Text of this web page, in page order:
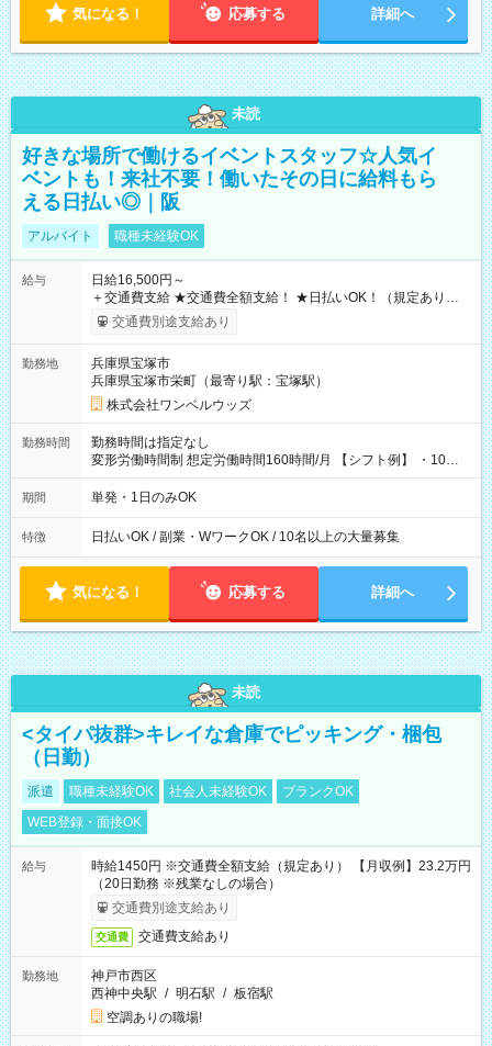
気になる！ 応募する 詳細へ
未読
好きな場所で働けるイベントスタッフ☆人気イ
ベントも！来社不要！働いたその日に給料もら
える日払い◎｜阪
アルバイト 職種未経験OK
給与
日給16,500円～
＋交通費支給 ★交通費全額支給！ ★日払いOK！（規定あり） ┗
働いたその日に現金GET♪ お仕事後はコンビニATMから 日払
交通費別途支給あり
勤務地
兵庫県宝塚市
兵庫県宝塚市栄町（最寄り駅：宝塚駅）
株式会社ワンベルウッズ
勤務時間
勤務時間は指定なし
変形労働時間制 想定労働時間160時間/月 【シフト例】 ・10：
00～20：00
期間 単発・1日のみOK
特徴 日払いOK / 副業・WワークOK / 10名以上の大量募集
気になる！ 応募する 詳細へ
未読
<タイパ抜群>キレイな倉庫でピッキング・梱包
（日勤）
派遣 職種未経験OK 社会人未経験OK
ブランクOK
WEB登録・面接OK
給与
時給1450円 ※交通費全額支給（規定あり） 【月収例】23.2万円
（20日勤務 ※残業なしの場合）
交通費別途支給あり
交通費 交通費支給あり
勤務地
神戸市西区
西神中央駅 / 明石駅 / 板宿駅
空調ありの職場!